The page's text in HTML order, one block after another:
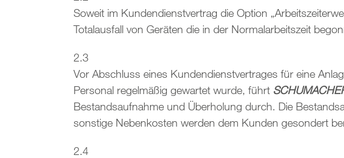
Soweit im Kundendienstvertrag die Option
Totalausfall von Geräten die in der Normalarbeitszeit
2.3
Vor Abschluss eines Kundendienstvertrages für eine
Personal regelmäßig gewartet wurde, führt
Bestandsaufnahme und Überholung durch. Die
sonstige Nebenkosten werden dem Kunden gesondert
2.4